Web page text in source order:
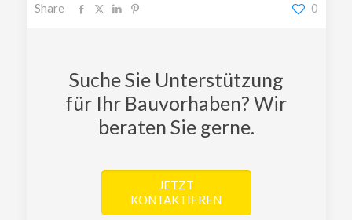
Share 0
Suche Sie Unterstützung
für Ihr Bauvorhaben? Wir
beraten Sie gerne.
JETZT
KONTAKTIEREN